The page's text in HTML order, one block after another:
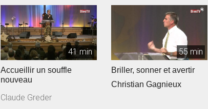
41 min
Accueillir un souffle
nouveau
Claude Greder
55 min
Briller, sonner et avertir
Christian Gagnieux